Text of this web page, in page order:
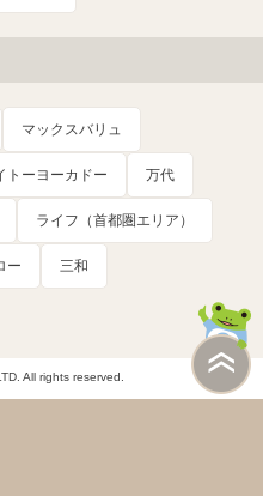
マックスバリュ
トーヨーカドー 万代
ライフ（首都圏エリア）
ー 三和
All rights reserved.